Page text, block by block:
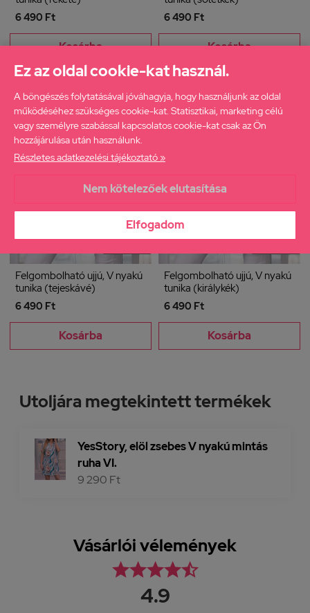
Ez az oldal cookie-kat használ.
A böngészés folytatásával jóváhagyja, hogy használjunk az oldal
működéséhez szükséges cookie-kat. Statisztikai, marketing célú
vagy személyre szabással kapcsolatos cookie-kat csak az Ön
hozzájárulása után használunk.
Részletes adatkezelési tájékoztató »
Nem kötelezőek elutasítása
Elfogadom
6 490 Ft
Kosárba
6 490 Ft
Kosárba
Méret ajánlás
Felgombolható ujjú, V nyakú
tunika (tejeskávé)
6 490 Ft
Kosárba
Felgombolható ujjú, V nyakú
tunika (királykék)
6 490 Ft
Kosárba
Utoljára megtekintett termékek
YesStory, elöl zsebes V nyakú mintás
ruha VI.
9 290 Ft
Vásárlói vélemények

4.9